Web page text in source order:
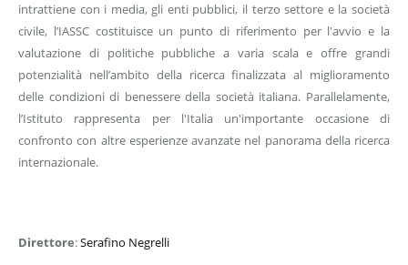
intrattiene con i media, gli enti pubblici, il terzo settore e la società
civile, l’IASSC costituisce un punto di riferimento per l'avvio e la
valutazione di politiche pubbliche a varia scala e offre grandi
potenzialità nell’ambito della ricerca finalizzata al miglioramento
delle condizioni di benessere della società italiana. Parallelamente,
l’Istituto rappresenta per l'Italia un'importante occasione di
confronto con altre esperienze avanzate nel panorama della ricerca
internazionale.
Direttore:Serafino Negrelli